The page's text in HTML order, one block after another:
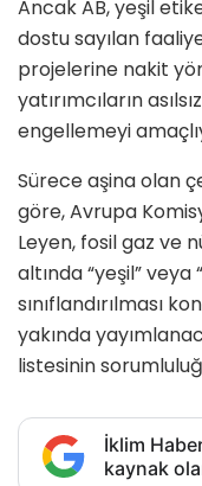
Ancak AB, yeşil
dostu sayılan
projelerine nakit
yatırımcıların
engellemeyi
Sürece aşina olan
göre, Avrupa
Leyen, fosil gaz ve
altında “yeşil”
sınıflandırılması
yakında
listesinin
İklim
kaynak